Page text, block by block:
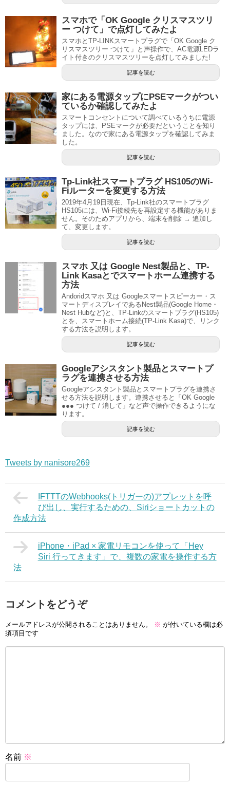
スマホで「OK Google クリスマスツリ
ー つけて」で点灯してみたよ
スマホとTP-LINKスマートプラグで「OK Google ク
リスマスツリー つけて」と声操作で、AC電源LEDラ
イト付きのクリスマスツリーを点灯してみました!
記事を読む
家にある電源タップにPSEマークがつい
ているか確認してみたよ
スマートコンセントについて調べているうちに電源
タップには、PSEマークが必要だということを知り
ました。なので家にある電源タップを確認してみま
した。
記事を読む
Tp-Link社スマートプラグ HS105のWi-
Fiルーターを変更する方法
2019年4月19日現在、Tp-Link社のスマートプラグ
HS105には、Wi-Fi接続先を再設定する機能がありま
せん。そのためアプリから、端末を削除 → 追加し
て、変更します。
記事を読む
スマホ 又は Google Nest製品と、TP-
Link Kasaとでスマートホーム連携する
方法
Andoridスマホ 又は Googleスマートスピーカー・ス
マートディスプレイであるNest製品(Google Home・
Nest Hubなど)と、TP-Linkのスマートプラグ(HS105)
とを、スマートホーム接続(TP-Link Kasa)で、リンク
する方法を説明します。
記事を読む
Googleアシスタント製品とスマートプ
ラグを連携させる方法
Googleアシスタント製品とスマートプラグを連携さ
せる方法を説明します。連携させると「OK Google
●●● つけて / 消して」など声で操作できるようにな
ります。
記事を読む
Tweets by nanisore269
IFTTTのWebhooks(トリガーの)アプレットを呼
び出し、実行するための、Siriショートカットの
作成方法
iPhone・iPad × 家電リモコンを使って「Hey
Siri 行ってきます」で、複数の家電を操作する方
法
コメントをどうぞ
メールアドレスが公開されることはありません。 ※ が付いている欄は必
須項目です
名前 ※